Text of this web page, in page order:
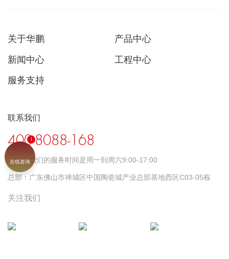
关于华鹏 产品中心
新闻中心 工程中心
服务支持
联系我们
400-8088-168
时间：我们的服务时间是周一到周六9:00-17:00
总部： 广东佛山市禅城区中国陶瓷城产业总部基地西区C03-05栋
关注我们
在线咨询